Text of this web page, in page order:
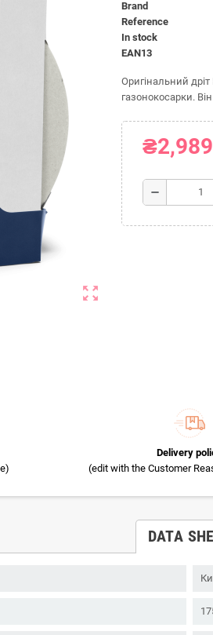
zoom_out_map
Brand
Reference
In stock
EAN13
Оригінальний
газонокосарки.
remove
Delivery
(edit with the Customer
DATA